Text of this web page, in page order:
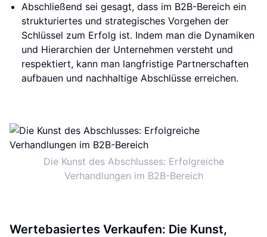
Abschließend sei gesagt, dass im B2B-Bereich ein
strukturiertes und strategisches Vorgehen der
Schlüssel zum Erfolg ist. Indem man die Dynamiken
und Hierarchien der Unternehmen versteht und
respektiert, kann man langfristige Partnerschaften
aufbauen und nachhaltige Abschlüsse erreichen.
Die Kunst des Abschlusses: Erfolgreiche
Verhandlungen im B2B-Bereich
Wertebasiertes Verkaufen: Die Kunst,